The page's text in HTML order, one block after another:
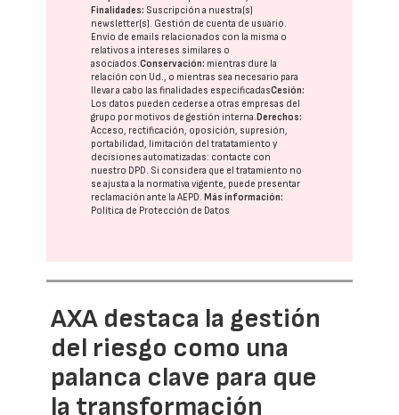
Finalidades: Suscripción a nuestra(s)
newsletter(s). Gestión de cuenta de usuario.
Envío de emails relacionados con la misma o
relativos a intereses similares o
asociados.Conservación: mientras dure la
relación con Ud., o mientras sea necesario para
llevar a cabo las finalidades especificadasCesión:
Los datos pueden cederse a otras empresas del
grupo por motivos de gestión interna.Derechos:
Acceso, rectificación, oposición, supresión,
portabilidad, limitación del tratatamiento y
decisiones automatizadas: contacte con
nuestro DPD. Si considera que el tratamiento no
se ajusta a la normativa vigente, puede presentar
reclamación ante laAEPD.Más información:
Política de Protección de Datos
AXA destaca la gestión
del riesgo como una
palanca clave para que
la transformación